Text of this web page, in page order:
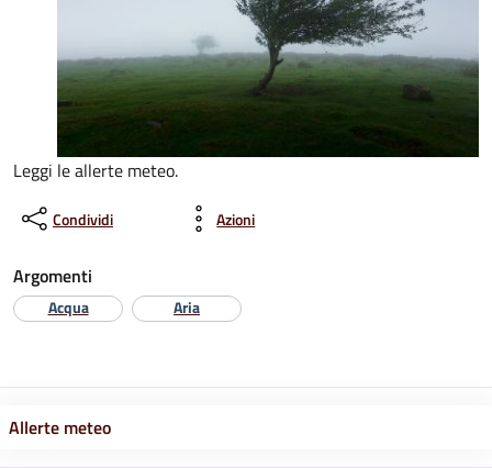
Leggi le allerte meteo.
Condividi Azioni
Argomenti
Acqua Aria
Allerte meteo